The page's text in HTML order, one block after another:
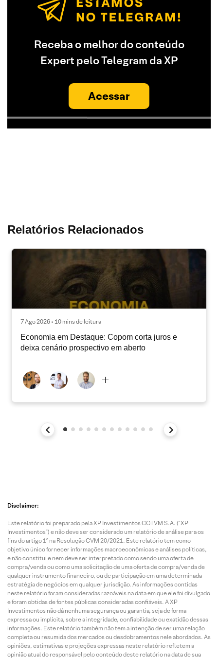
Receba o melhor do conteúdo
Expert pelo Telegram da XP
Acessar
Relatórios Relacionados
7 Ago 2026 • 10 mins de leitura
Economia em Destaque: Copom corta juros e
deixa cenário prospectivo em aberto
Disclaimer:
Este relatório foi preparado pela XP Investimentos CCTVM S.A. (“XP
Investimentos”) e não deve ser considerado um relatório de análise para os
fins do artigo 1º na Resolução CVM 20/2021. Este relatório tem como
objetivo único fornecer informações macroeconômicas e análises políticas,
e não constitui e nem deve ser interpretado como sendo uma oferta de
compra/venda ou como uma solicitação de uma oferta de compra/venda de
qualquer instrumento financeiro, ou de participação em uma determinada
estratégia de negócios em qualquer jurisdição. As informações contidas
neste relatório foram consideradas razoáveis na data em que ele foi divulgado
e foram obtidas de fontes públicas consideradas confiáveis. A XP
Investimentos não dá nenhuma segurança ou garantia, seja de forma
expressa ou implícita, sobre a integridade, confiabilidade ou exatidão dessas
informações. Este relatório também não tem a intenção de ser uma relação
completa ou resumida dos mercados ou desdobramentos nele abordados. As
opiniões, estimativas e projeções expressas neste relatório refletem a
opinião atual do responsável pelo conteúdo deste relatório na data de sua